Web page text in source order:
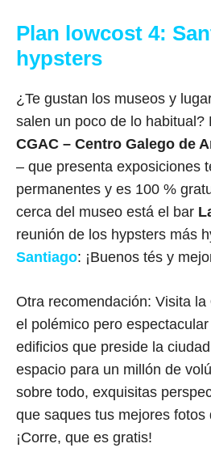
Plan lowcost 4:
hypsters
¿Te gustan los museos y
salen un poco de lo habitual?
CGAC – Centro Galego de
– que presenta exposiciones
permanentes y es 100 %
cerca del museo está el bar
reunión de los hypsters más
Santiago: ¡Buenos tés y
Otra recomendación: Visita la
el polémico pero
edificios que preside la
espacio para un millón de
sobre todo, exquisitas
que saques tus mejores fotos
¡Corre, que es gratis!